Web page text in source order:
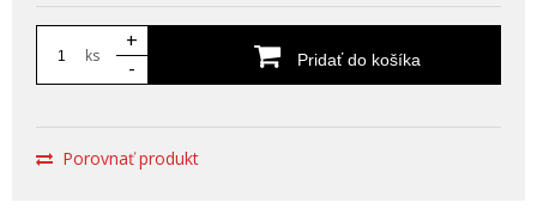
ks
+
-
Pridať do košíka
Porovnať produkt